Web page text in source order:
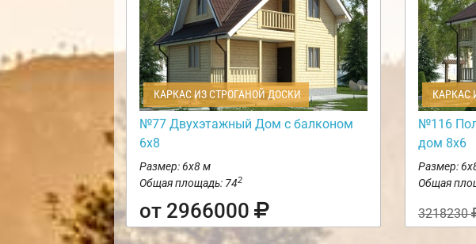
КАРКАС ИЗ СТРОГАНОЙ ДОСКИ
№77 Двухэтажный Дом с балконом
6х8
Размер: 6х8 м
Общая площадь: 742
от 2966000
КАРКАС
№116
дом 8х6
Размер:
Общая
3218230